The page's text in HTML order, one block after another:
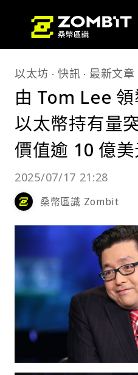
以太坊 快訊 最新文章
由 Tom Lee
以太幣持有量
價值逾 10 億
2025/07/17 21:28
桑幣區識 Zombit